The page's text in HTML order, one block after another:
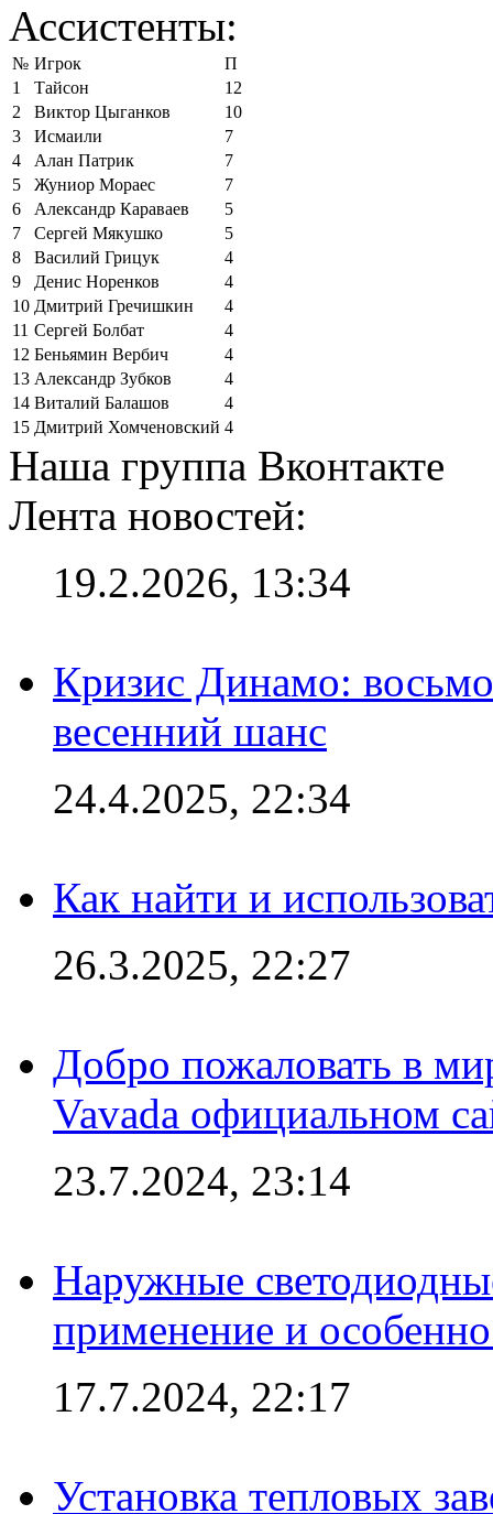
Ассистенты:
№ Игрок
П
1
Тайсон
12
2
Виктор Цыганков
10
3
Исмаили
7
4
Алан Патрик
7
5
Жуниор Мораес
7
6
Александр Караваев
5
7
Сергей Мякушко
5
8
Василий Грицук
4
9
Денис Норенков
4
10 Дмитрий Гречишкин
4
11 Сергей Болбат
4
12 Беньямин Вербич
4
13 Александр Зубков
4
14 Виталий Балашов
4
15 Дмитрий Хомченовский 4
Наша группа Вконтакте
Лента новостей:
19.2.2026, 13:34
Кризис Динамо:
весенний шанс
24.4.2025, 22:34
Как найти и
26.3.2025, 22:27
Добро пожаловать в
Vavada официальном
23.7.2024, 23:14
Наружные
применение и
17.7.2024, 22:17
Установка тепловых